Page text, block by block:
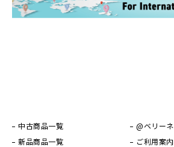
中古商品一覧
新品商品一覧
@ベリー
ご利用案内